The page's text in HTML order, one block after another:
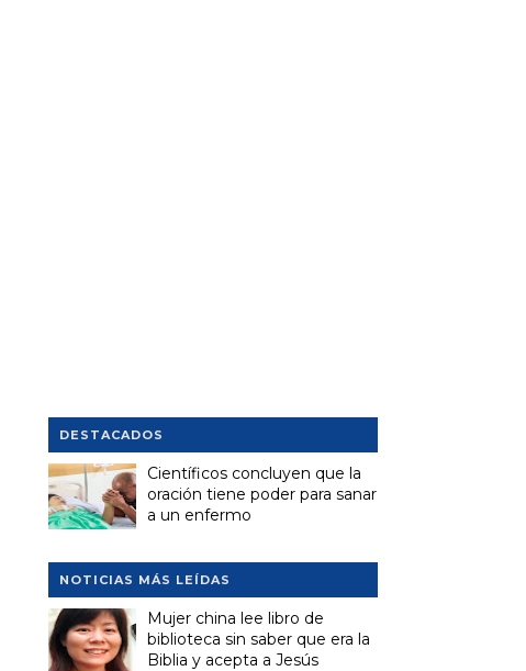
DESTACADOS
Científicos concluyen que la
oración tiene poder para sanar
a un enfermo
NOTICIAS MÁS LEÍDAS
Mujer china lee libro de
biblioteca sin saber que era la
Biblia y acepta a Jesús